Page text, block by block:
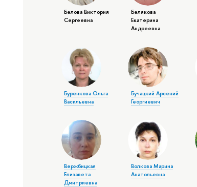
Белова Виктория
Сергеевна
Белякова
Екатерина
Андреевна
Буренкова Ольга
Васильевна
Бучацкий Арсений
Георгиевич
Вержбицкая
Елизавета
Дмитриевна
Волкова Марина
Анатольевна